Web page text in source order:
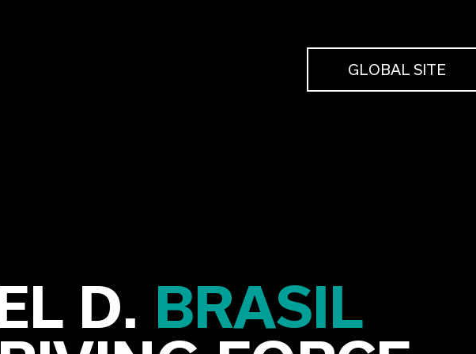
GLOBAL SITE
D. BRASIL